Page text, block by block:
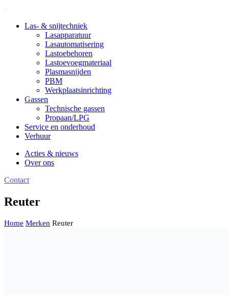
Las- & snijtechniek
Lasapparatuur
Lasautomatisering
Lastoebehoren
Lastoevoegmateriaal
Plasmasnijden
PBM
Werkplaatsinrichting
Gassen
Technische gassen
Propaan/LPG
Service en onderhoud
Verhuur
Acties & nieuws
Over ons
Contact
Reuter
Home Merken Reuter